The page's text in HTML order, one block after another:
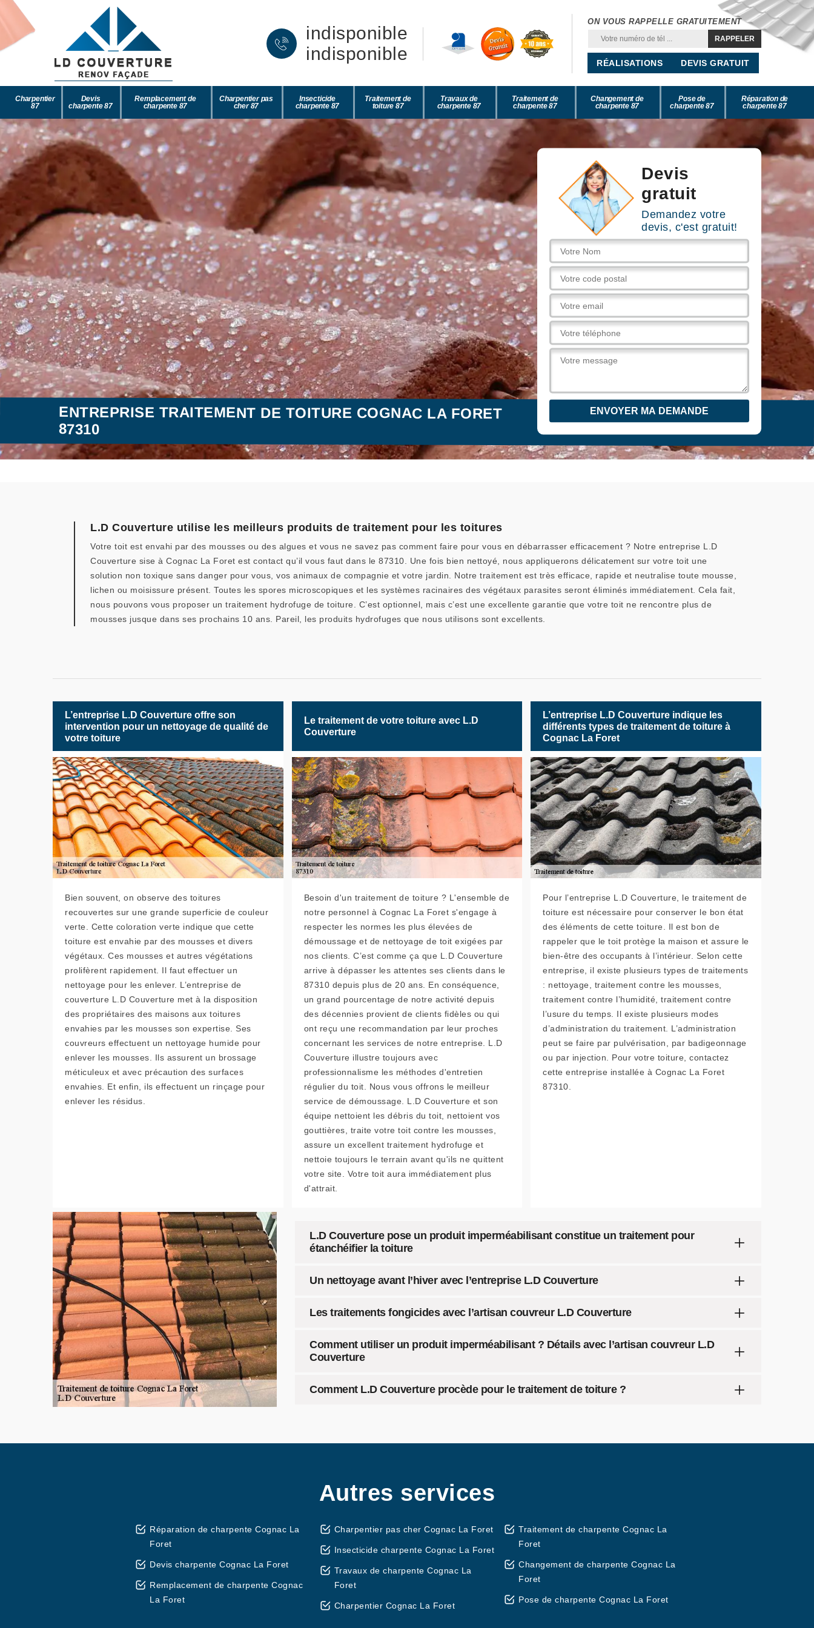
indisponible
indisponible
ON VOUS RAPPELLE GRATUITEMENT
RÉALISATIONS DEVIS GRATUIT
Charpentier
87
Devis
charpente 87
Remplacement de
charpente 87
Charpentier pas
cher 87
Insecticide
charpente 87
Traitement de
toiture 87
Travaux de
charpente 87
Traitement de
charpente 87
Changement de
charpente 87
Pose de
charpente 87
Réparation de
charpente 87
Devis
gratuit
Demandez votre
devis, c'est gratuit!
ENTREPRISE TRAITEMENT DE TOITURE COGNAC LA FORET
87310
L.D Couverture utilise les meilleurs produits de traitement pour les toitures
Votre toit est envahi par des mousses ou des algues et vous ne savez pas comment faire pour vous en débarrasser efficacement ? Notre entreprise L.D
Couverture sise à Cognac La Foret est contact qu’il vous faut dans le 87310. Une fois bien nettoyé, nous appliquerons délicatement sur votre toit une
solution non toxique sans danger pour vous, vos animaux de compagnie et votre jardin. Notre traitement est très efficace, rapide et neutralise toute mousse,
lichen ou moisissure présent. Toutes les spores microscopiques et les systèmes racinaires des végétaux parasites seront éliminés immédiatement. Cela fait,
nous pouvons vous proposer un traitement hydrofuge de toiture. C’est optionnel, mais c’est une excellente garantie que votre toit ne rencontre plus de
mousses jusque dans ses prochains 10 ans. Pareil, les produits hydrofuges que nous utilisons sont excellents.
L’entreprise L.D Couverture offre son
intervention pour un nettoyage de qualité de
votre toiture
Bien souvent, on observe des toitures
recouvertes sur une grande superficie de couleur
verte. Cette coloration verte indique que cette
toiture est envahie par des mousses et divers
végétaux. Ces mousses et autres végétations
prolifèrent rapidement. Il faut effectuer un
nettoyage pour les enlever. L’entreprise de
couverture L.D Couverture met à la disposition
des propriétaires des maisons aux toitures
envahies par les mousses son expertise. Ses
couvreurs effectuent un nettoyage humide pour
enlever les mousses. Ils assurent un brossage
méticuleux et avec précaution des surfaces
envahies. Et enfin, ils effectuent un rinçage pour
enlever les résidus.
Le traitement de votre toiture avec L.D
Couverture
Besoin d'un traitement de toiture ? L'ensemble de
notre personnel à Cognac La Foret s'engage à
respecter les normes les plus élevées de
démoussage et de nettoyage de toit exigées par
nos clients. C’est comme ça que L.D Couverture
arrive à dépasser les attentes ses clients dans le
87310 depuis plus de 20 ans. En conséquence,
un grand pourcentage de notre activité depuis
des décennies provient de clients fidèles ou qui
ont reçu une recommandation par leur proches
concernant les services de notre entreprise. L.D
Couverture illustre toujours avec
professionnalisme les méthodes d'entretien
régulier du toit. Nous vous offrons le meilleur
service de démoussage. L.D Couverture et son
équipe nettoient les débris du toit, nettoient vos
gouttières, traite votre toit contre les mousses,
assure un excellent traitement hydrofuge et
nettoie toujours le terrain avant qu'ils ne quittent
votre site. Votre toit aura immédiatement plus
d'attrait.
L’entreprise L.D Couverture indique les
différents types de traitement de toiture à
Cognac La Foret
Pour l’entreprise L.D Couverture, le traitement de
toiture est nécessaire pour conserver le bon état
des éléments de cette toiture. Il est bon de
rappeler que le toit protège la maison et assure le
bien-être des occupants à l’intérieur. Selon cette
entreprise, il existe plusieurs types de traitements
: nettoyage, traitement contre les mousses,
traitement contre l’humidité, traitement contre
l’usure du temps. Il existe plusieurs modes
d’administration du traitement. L’administration
peut se faire par pulvérisation, par badigeonnage
ou par injection. Pour votre toiture, contactez
cette entreprise installée à Cognac La Foret
87310.
L.D Couverture pose un produit imperméabilisant constitue un traitement pour
étanchéifier la toiture
Un nettoyage avant l’hiver avec l’entreprise L.D Couverture
Les traitements fongicides avec l’artisan couvreur L.D Couverture
Comment utiliser un produit imperméabilisant ? Détails avec l’artisan couvreur L.D
Couverture
Comment L.D Couverture procède pour le traitement de toiture ?
Autres services
Réparation de charpente Cognac La
Foret
Devis charpente Cognac La Foret
Remplacement de charpente Cognac
La Foret
Charpentier pas cher Cognac La Foret
Insecticide charpente Cognac La Foret
Travaux de charpente Cognac La
Foret
Charpentier Cognac La Foret
Traitement de charpente Cognac La
Foret
Changement de charpente Cognac La
Foret
Pose de charpente Cognac La Foret